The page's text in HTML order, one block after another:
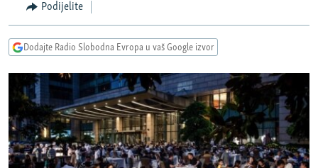
navigaciju
Pređite
na
CRNA GORA
VIDEO
FOTOGALERIJE
INFOGRAFIKE
PODCASTI
RAT U UKRAJINI
KINA NA BALKANU
RSE PRIČE IZ SVIJETA
ISPRIČAJ MI
Podijelite
Dodajte Radio Slobodna Evropa u vaš Google izvor